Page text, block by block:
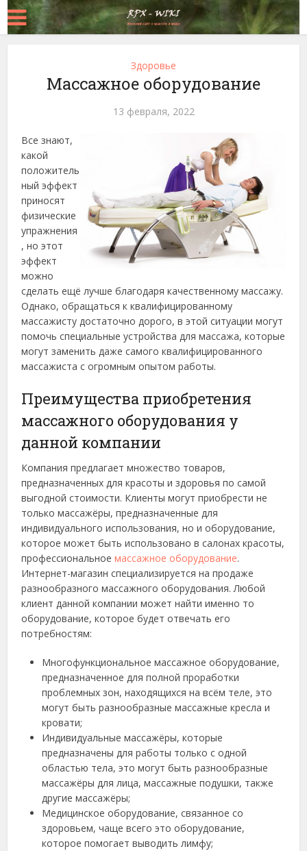
Здоровье
Массажное оборудование
13 февраля, 2022
Все знают,
какой
положитель
ный эффект
приносят
физические
упражнения
, но этот
эффект
можно
сделать ещё лучше благодаря качественному массажу.
Однако, обращаться к квалифицированному
массажисту достаточно дорого, в этой ситуации могут
помочь специальные устройства для массажа, которые
могут заменить даже самого квалифицированного
массажиста с огромным опытом работы.
Преимущества приобретения
массажного оборудования у
данной компании
Компания предлагает множество товаров,
предназначенных для красоты и здоровья по самой
выгодной стоимости. Клиенты могут приобрести не
только массажёры, предназначенные для
индивидуального использования, но и оборудование,
которое может быть использовано в салонах красоты,
профессиональноемассажное оборудование.
Интернет-магазин специализируется на продаже
разнообразного массажного оборудования. Любой
клиент данной компании может найти именно то
оборудование, которое будет отвечать его
потребностям:
Многофункциональное массажное оборудование,
предназначенное для полной проработки
проблемных зон, находящихся на всём теле, это
могут быть разнообразные массажные кресла и
кровати;
Индивидуальные массажёры, которые
предназначены для работы только с одной
областью тела, это могут быть разнообразные
массажёры для лица, массажные подушки, также
другие массажёры;
Медицинское оборудование, связанное со
здоровьем, чаще всего это оборудование,
которое помогает выводить лимфу;